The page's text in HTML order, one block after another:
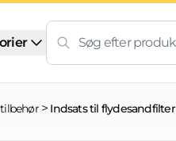
> Indsats til flydesandfilter